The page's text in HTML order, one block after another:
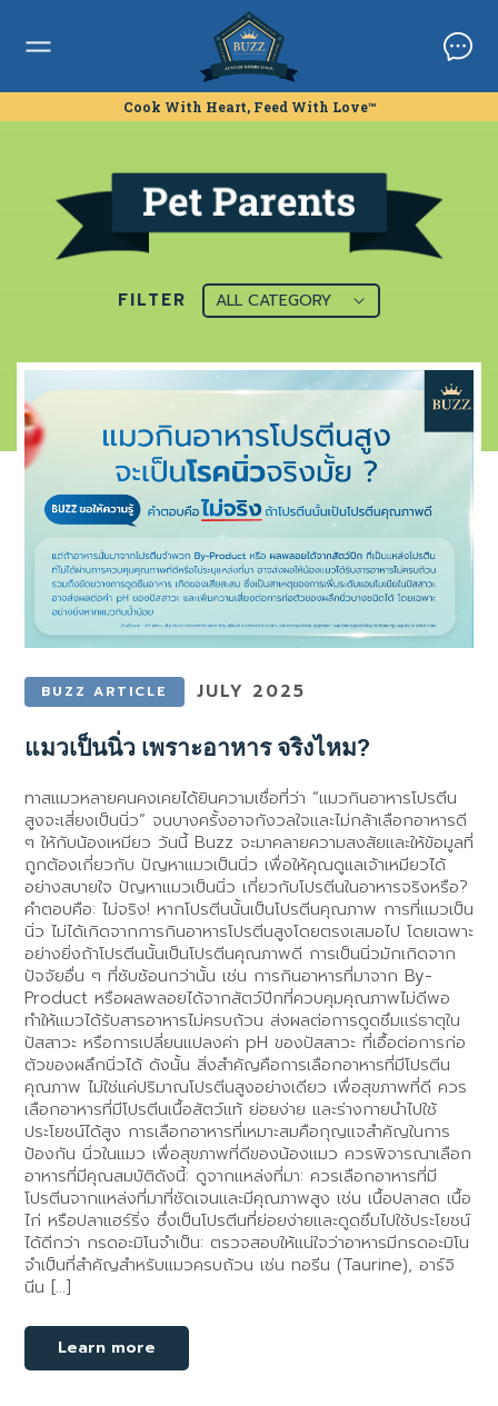
Cook With Heart, Feed With Love™
FILTER
BUZZ ARTICLE JULY 2025
แมวเป็นนิ่ว เพราะอาหาร จริงไหม?
ทาสแมวหลายคนคงเคยได้ยินความเชื่อที่ว่า “แมวกินอาหารโปรตีน
สูงจะเสี่ยงเป็นนิ่ว” จนบางครั้งอาจกังวลใจและไม่กล้าเลือกอาหารดี
ๆ ให้กับน้องเหมียว วันนี้ Buzz จะมาคลายความสงสัยและให้ข้อมูลที่
ถูกต้องเกี่ยวกับ ปัญหาแมวเป็นนิ่ว เพื่อให้คุณดูแลเจ้าเหมียวได้
อย่างสบายใจ ปัญหาแมวเป็นนิ่ว เกี่ยวกับโปรตีนในอาหารจริงหรือ?
คำตอบคือ: ไม่จริง! หากโปรตีนนั้นเป็นโปรตีนคุณภาพ การที่แมวเป็น
นิ่ว ไม่ได้เกิดจากการกินอาหารโปรตีนสูงโดยตรงเสมอไป โดยเฉพาะ
อย่างยิ่งถ้าโปรตีนนั้นเป็นโปรตีนคุณภาพดี การเป็นนิ่วมักเกิดจาก
ปัจจัยอื่น ๆ ที่ซับซ้อนกว่านั้น เช่น การกินอาหารที่มาจาก By-
Product หรือผลพลอยได้จากสัตว์ปีกที่ควบคุมคุณภาพไม่ดีพอ
ทำให้แมวได้รับสารอาหารไม่ครบถ้วน ส่งผลต่อการดูดซึมแร่ธาตุใน
ปัสสาวะ หรือการเปลี่ยนแปลงค่า pH ของปัสสาวะ ที่เอื้อต่อการก่อ
ตัวของผลึกนิ่วได้ ดังนั้น สิ่งสำคัญคือการเลือกอาหารที่มีโปรตีน
คุณภาพ ไม่ใช่แค่ปริมาณโปรตีนสูงอย่างเดียว เพื่อสุขภาพที่ดี ควร
เลือกอาหารที่มีโปรตีนเนื้อสัตว์แท้ ย่อยง่าย และร่างกายนำไปใช้
ประโยชน์ได้สูง การเลือกอาหารที่เหมาะสมคือกุญแจสำคัญในการ
ป้องกัน นิ่วในแมว เพื่อสุขภาพที่ดีของน้องแมว ควรพิจารณาเลือก
อาหารที่มีคุณสมบัติดังนี้: ดูจากแหล่งที่มา: ควรเลือกอาหารที่มี
โปรตีนจากแหล่งที่มาที่ชัดเจนและมีคุณภาพสูง เช่น เนื้อปลาสด เนื้อ
ไก่ หรือปลาแฮร์ริ่ง ซึ่งเป็นโปรตีนที่ย่อยง่ายและดูดซึมไปใช้ประโยชน์
ได้ดีกว่า กรดอะมิโนจำเป็น: ตรวจสอบให้แน่ใจว่าอาหารมีกรดอะมิโน
จำเป็นที่สำคัญสำหรับแมวครบถ้วน เช่น ทอรีน (Taurine), อาร์จิ
นีน […]
Learn more